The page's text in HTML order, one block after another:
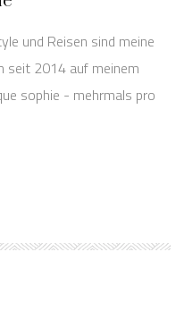
und Reisen sind meine
seit 2014 auf meinem
sophie - mehrmals pro